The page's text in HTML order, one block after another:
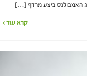
האמבולנס ביצע מרדף […]
קרא עוד ›